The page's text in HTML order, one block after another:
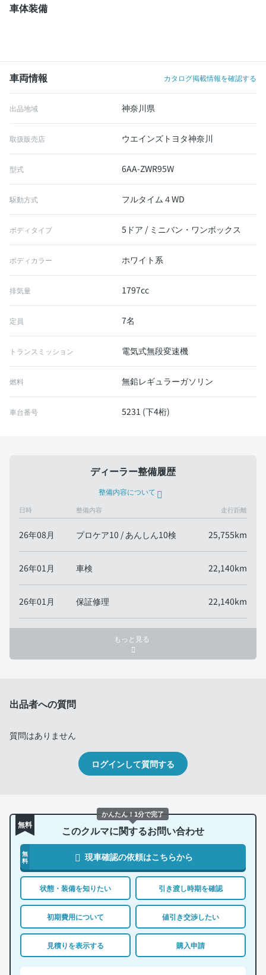
車体装備
車両情報 カタログ掲載情報を確認する
出品地域 神奈川県
取扱販売店 ウエインズトヨタ神奈川
型式 6AA-ZWR95W
駆動方式 フルタイム４WD
ボディタイプ 5ドア / ミニバン・ワンボックス
ボディカラー ホワイト系
排気量 1797cc
定員 7名
トランスミッション 電気式無段変速機
燃料 無鉛レギュラーガソリン
車台番号 5231 (下4桁)
ディーラー整備履歴
整備内容について
日時 整備内容 走行距離
26年08月 プロケア10 / あんしん10検 25,755km
26年01月 車検 22,140km
26年01月 保証修理 22,140km
もっと見る
出品者への質問
質問はありません
ログインして質問する
無料 このクルマに関するお問い合わせ
無
料
現車確認の依頼はこちらから
状態・装備を知りたい 引き渡し時期を確認
初期費用について 値引き交渉したい
見積りを表示する 購入申請
かんたん！1分で完了